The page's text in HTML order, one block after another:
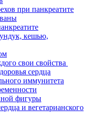
при панкреатите
кешью,
свои свойства
сердца
иммунитета
фигуры
и вегетарианского